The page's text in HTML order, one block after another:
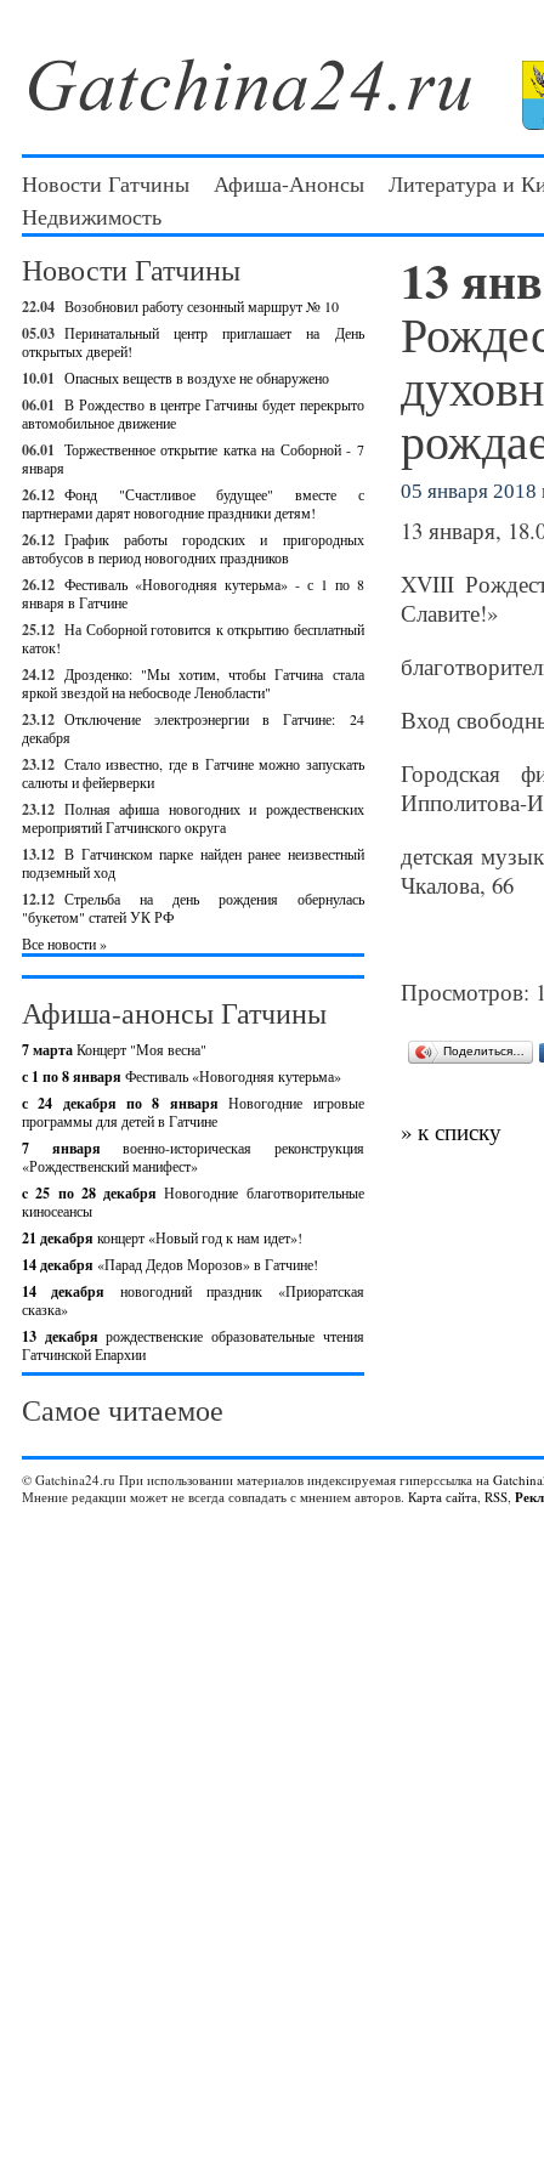
Новости Гатчины Афиша-Анонсы
Литература и
Недвижимость
Новости Гатчины
22.04 Возобновил работу сезонный маршрут № 10
05.03 Перинатальный центр приглашает на День
открытых дверей!
10.01 Опасных веществ в воздухе не обнаружено
06.01 В Рождество в центре Гатчины будет перекрыто
автомобильное движение
06.01 Торжественное открытие катка на Соборной - 7
января
26.12 Фонд "Счастливое будущее" вместе с
партнерами дарят новогодние праздники детям!
26.12 График работы городских и пригородных
автобусов в период новогодних праздников
26.12 Фестиваль «Новогодняя кутерьма» - с 1 по 8
января в Гатчине
25.12 На Соборной готовится к открытию бесплатный
каток!
24.12 Дрозденко: "Мы хотим, чтобы Гатчина стала
яркой звездой на небосводе Ленобласти"
23.12 Отключение электроэнергии в Гатчине: 24
декабря
23.12 Стало известно, где в Гатчине можно запускать
салюты и фейерверки
23.12 Полная афиша новогодних и рождественских
мероприятий Гатчинского округа
13.12 В Гатчинском парке найден ранее неизвестный
подземный ход
12.12 Стрельба на день рождения обернулась
"букетом" статей УК РФ
Все новости »
Афиша-анонсы Гатчины
7 мартаКонцерт "Моя весна"
с 1 по 8 января Фестиваль «Новогодняя кутерьма»
с 24 декабря по 8 январяНовогодние игровые
программы для детей в Гатчине
7 январявоенно-историческая реконструкция
«Рождественский манифест»
c 25 по 28 декабряНовогодние благотворительные
киносеансы
21 декабря концерт «Новый год к нам идет»!
14 декабря «Парад Дедов Морозов» в Гатчине!
14 декабря новогодний праздник «Приоратская
сказка»
13 декабрярождественские образовательные чтения
Гатчинской Епархии
Самое читаемое
13
05 января 2018
13 января,
XVIII
Славите!»
Вход
Городская
Ипполитова-
детская
Чкалова, 66
Просмотров:
Поделиться…
» к списку
© Gatchina24.ru При использовании материалов индексируемая гиперссылка на
Мнение редакции может не всегда совпадать с мнением авторов. Карта сайта, RSS,